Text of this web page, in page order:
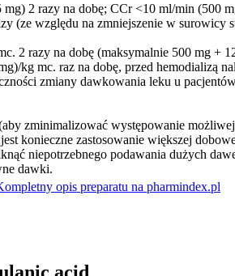
2 razy na dobę; CCr <10 ml/min (500
(ze względu na zmniejszenie w surowicy
2 razy na dobę (maksymalnie 500 mg +
kg mc. raz na dobę, przed hemodializą
zmiany dawkowania leku u
zminimalizować występowanie
konieczne zastosowanie większej
niepotrzebnego podawania dużych
dawki.
opis preparatu na pharmindex.pl
acid